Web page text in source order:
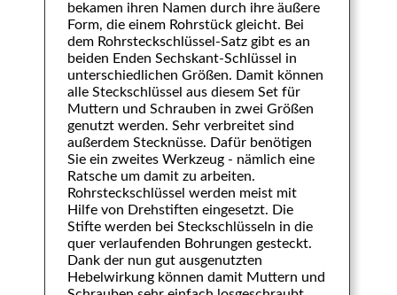
bekamen ihren Namen durch ihre äußere
Form, die einem Rohrstück gleicht. Bei
dem Rohrsteckschlüssel-Satz gibt es an
beiden Enden Sechskant-Schlüssel in
unterschiedlichen Größen. Damit können
alle Steckschlüssel aus diesem Set für
Muttern und Schrauben in zwei Größen
genutzt werden. Sehr verbreitet sind
außerdem Stecknüsse. Dafür benötigen
Sie ein zweites Werkzeug - nämlich eine
Ratsche um damit zu arbeiten.
Rohrsteckschlüssel werden meist mit
Hilfe von Drehstiften eingesetzt. Die
Stifte werden bei Steckschlüsseln in die
quer verlaufenden Bohrungen gesteckt.
Dank der nun gut ausgenutzten
Hebelwirkung können damit Muttern und